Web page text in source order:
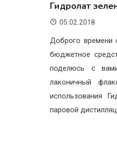
Гидролат
05.02.2018
Доброго времени
бюджетное
поделюсь с
лаконичный
использования
паровой